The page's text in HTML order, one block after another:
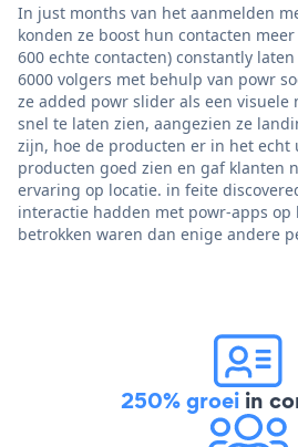
In just months van het aanmelden
konden ze boost hun contacten
600 echte contacten) constantly
6000 volgers met behulp van powr
ze added powr slider als een
snel te laten zien, aangezien ze
zijn, hoe de producten er in het echt
producten goed zien en gaf klanten
ervaring op locatie. in feite
interactie hadden met powr-apps
betrokken waren dan enige andere
250% groei in